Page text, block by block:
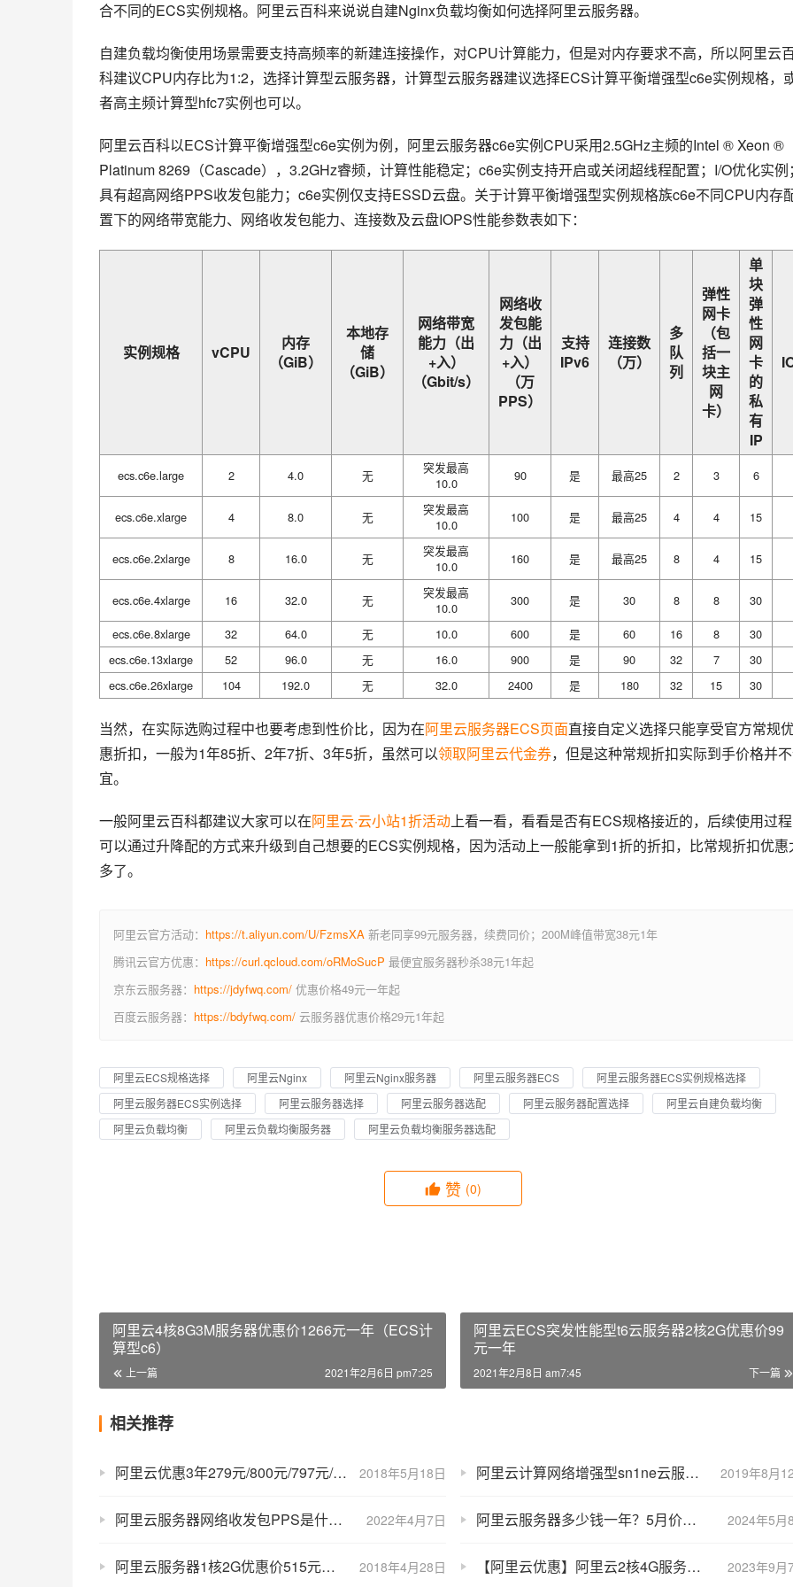
合不同的ECS实例规格。阿里云百科来说说自建Nginx负载均衡如何选择阿里云服务器。
自建负载均衡使用场景需要支持高频率的新建连接操作，对CPU计算能力，但是对内存要求不高，所以阿里云
科建议CPU内存比为1:2，选择计算型云服务器，计算型云服务器建议选择ECS计算平衡增强型c6e实例规格，
者高主频计算型hfc7实例也可以。
阿里云百科以ECS计算平衡增强型c6e实例为例，阿里云服务器c6e实例CPU采用2.5GHz主频的Intel ® Xeon ®
Platinum 8269（Cascade），3.2GHz睿频，计算性能稳定；c6e实例支持开启或关闭超线程配置；I/O优化实例
具有超高网络PPS收发包能力；c6e实例仅支持ESSD云盘。关于计算平衡增强型实例规格族c6e不同CPU内存
置下的网络带宽能力、网络收发包能力、连接数及云盘IOPS性能参数表如下：
实例规格 vCPU
内存
（GiB）
本地存
储
（GiB）
网络带宽
能力（出
+入）
（Gbit/s）
网络收
发包能
力（出
+入）
（万
PPS）
支持
IPv6
连接数
（万）
多
队
列
弹性
网卡
（包
括一
块主
网
卡）
单
块
弹
性
网
卡
的
私
有
IP
ecs.c6e.large 2 4.0 无
突发最高
10.0
90 是 最高25 2 3 6
ecs.c6e.xlarge 4 8.0 无
突发最高
10.0
100 是 最高25 4 4 15
ecs.c6e.2xlarge 8 16.0 无
突发最高
10.0
160 是 最高25 8 4 15
ecs.c6e.4xlarge 16 32.0 无
突发最高
10.0
300 是 30 8 8
30
ecs.c6e.8xlarge
32 64.0 无 10.0 600 是 60 16 8
30
ecs.c6e.13xlarge
52 96.0 无 16.0 900 是 90 32 7
30
ecs.c6e.26xlarge
104 192.0 无 32.0 2400 是 180 32 15 30
当然，在实际选购过程中也要考虑到性价比，因为在阿里云服务器ECS页面直接自定义选择只能享受官方常规
惠折扣，一般为1年85折、2年7折、3年5折，虽然可以领取阿里云代金券，但是这种常规折扣实际到手价格并
宜。
一般阿里云百科都建议大家可以在阿里云·云小站1折活动上看一看，看看是否有ECS规格接近的，后续使用过
可以通过升降配的方式来升级到自己想要的ECS实例规格，因为活动上一般能拿到1折的折扣，比常规折扣优惠
多了。
阿里云官方活动： https://t.aliyun.com/U/FzmsXA 新老同享99元服务器，续费同价；200M峰值带宽38元1年
腾讯云官方优惠： https://curl.qcloud.com/oRMoSucP 最便宜服务器秒杀38元1年起
京东云服务器： https://jdyfwq.com/ 优惠价格49元一年起
百度云服务器： https://bdyfwq.com/ 云服务器优惠价格29元1年起
阿里云ECS规格选择 阿里云Nginx 阿里云Nginx服务器 阿里云服务器ECS
阿里云服务器ECS实例规格选择
阿里云服务器ECS实例选择
阿里云服务器选择 阿里云服务器选配 阿里云服务器配置选择
阿里云自建负载均衡
阿里云负载均衡
阿里云负载均衡服务器 阿里云负载均衡服务器选配
赞 (0)
阿里云4核8G3M服务器优惠价1266元一年（ECS计
算型c6）
上一篇 2021年2月6日 pm7:25
阿里云ECS突发性能型t6云服务器2核2G优惠价99
元一年
下一篇
2021年2月8日 am7:45
相关推荐
2018年5月18日
阿里云优惠3年279元/800元/797元/1650元/1615元 2019年8月
阿里云计算网络增强型sn1ne云服务器优惠3年10000元
2022年4月7日
阿里云服务器网络收发包PPS是什么？PPS多少合适？ 2024年5月
阿里云服务器多少钱一年？5月价格跳水！
2018年4月28日
阿里云服务器1核2G优惠价515元一年 2023年9月
【阿里云优惠】阿里云2核4G服务器4M带宽297元一年